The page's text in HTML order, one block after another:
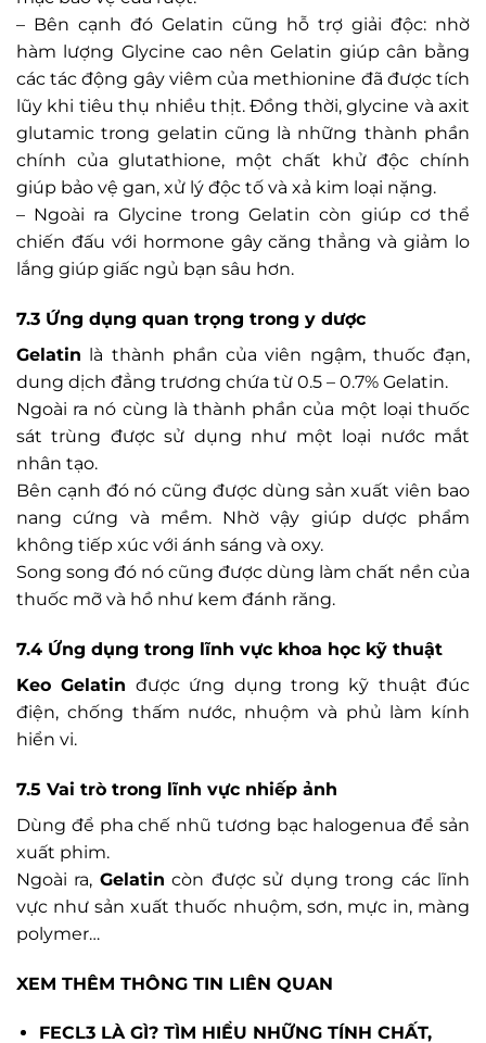
– Bên cạnh đó Gelatin cũng hỗ trợ giải độc: nhờ
hàm lượng Glycine cao nên Gelatin giúp cân bằng
các tác động gây viêm của methionine đã được tích
lũy khi tiêu thụ nhiều thịt. Đồng thời, glycine và axit
glutamic trong gelatin cũng là những thành phần
chính của glutathione, một chất khử độc chính
giúp bảo vệ gan, xử lý độc tố và xả kim loại nặng.
– Ngoài ra Glycine trong Gelatin còn giúp cơ thể
chiến đấu với hormone gây căng thẳng và giảm lo
lắng giúp giấc ngủ bạn sâu hơn.
7.3 Ứng dụng quan trọng trong y dược
Gelatin là thành phần của viên ngậm, thuốc đạn,
dung dịch đẳng trương chứa từ 0.5 – 0.7% Gelatin.
Ngoài ra nó cùng là thành phần của một loại thuốc
sát trùng được sử dụng như một loại nước mắt
nhân tạo.
Bên cạnh đó nó cũng được dùng sản xuất viên bao
nang cứng và mềm. Nhờ vậy giúp dược phẩm
không tiếp xúc với ánh sáng và oxy.
Song song đó nó cũng được dùng làm chất nền của
thuốc mỡ và hồ như kem đánh răng.
7.4 Ứng dụng trong lĩnh vực khoa học kỹ thuật
Keo Gelatin được ứng dụng trong kỹ thuật đúc
điện, chống thấm nước, nhuộm và phủ làm kính
hiển vi.
7.5 Vai trò trong lĩnh vực nhiếp ảnh
Dùng để pha chế nhũ tương bạc halogenua để sản
xuất phim.
Ngoài ra, Gelatin còn được sử dụng trong các lĩnh
vực như sản xuất thuốc nhuộm, sơn, mực in, màng
polymer…
XEM THÊM THÔNG TIN LIÊN QUAN
FECL3 LÀ GÌ? TÌM HIỂU NHỮNG TÍNH CHẤT,